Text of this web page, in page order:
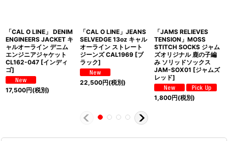
「CAL O LINE」 DENIM
ENGINEERS JACKET キ
ャルオーライン デニム
エンジニアジャケット
CL162-047 [インディ
ゴ]
17,500円(税別)
「CAL O LINE」JEANS
SELVEDGE 13oz キャル
オーライン ストレート
ジーンズ CAL1969 [ブ
ラック]
22,500円(税別)
「JAMS RELIEVES
TENSION」MOSS
STITCH SOCKS ジャム
ズオリジナル 鹿の子編
み ソリッドソックス
JAM-SOX01 [ジャムズ
レッド]
1,800円(税別)